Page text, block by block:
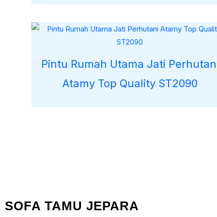
Pintu Rumah Utama Jati
Atamy Top Quality ST2090
SOFA TAMU JEPARA